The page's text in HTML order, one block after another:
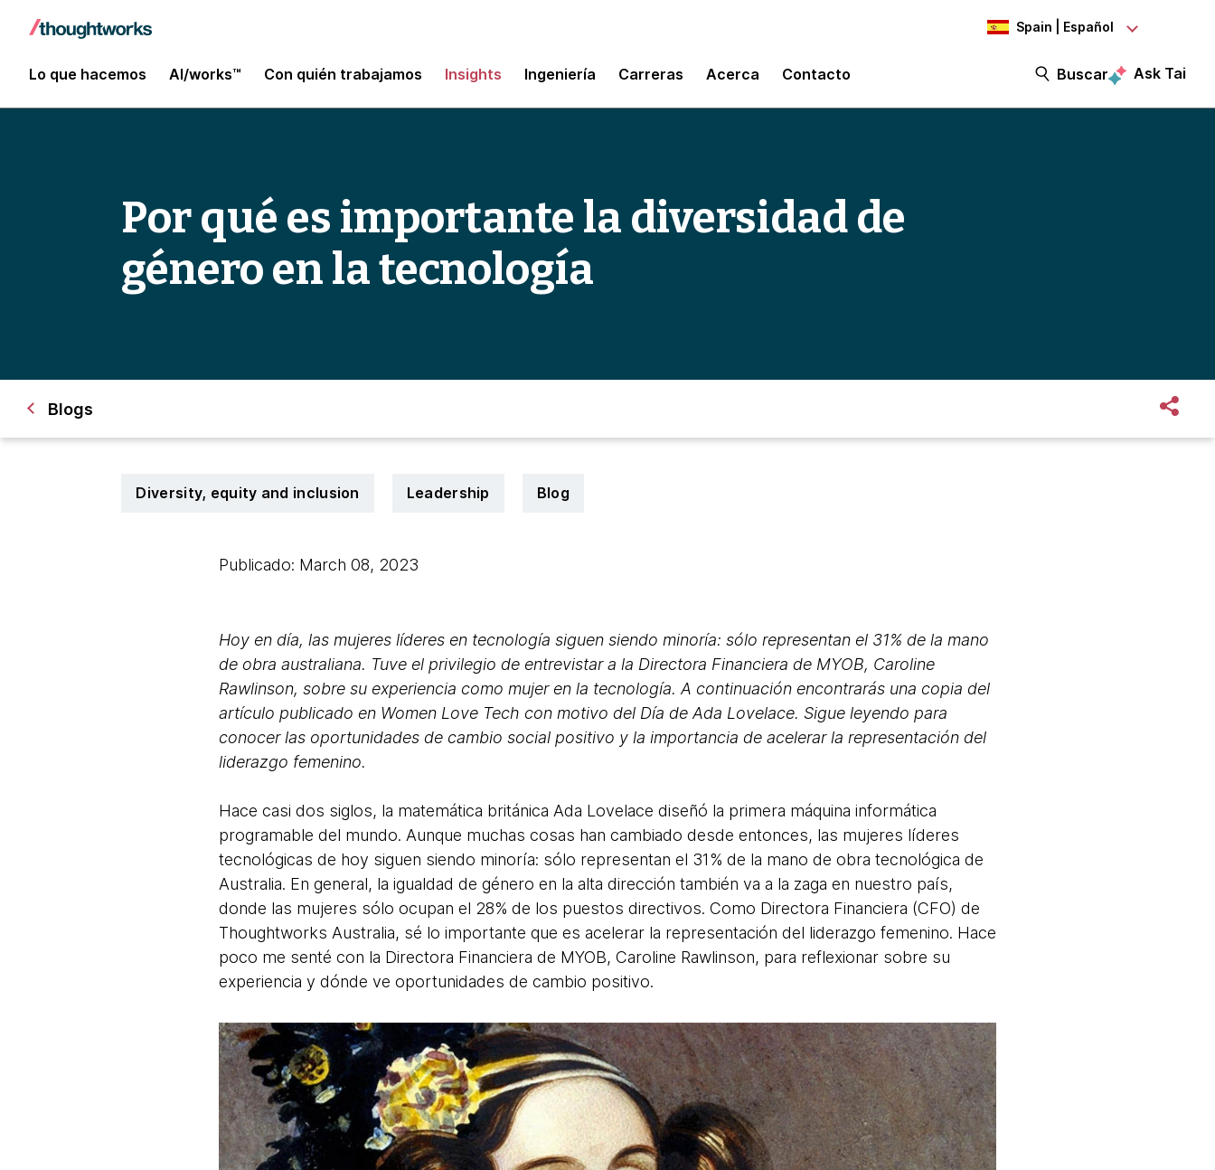
Spain | Español
Lo que hacemos AI/works™ Con quién trabajamos Insights Ingeniería Carreras Acerca Contacto Buscar Ask Tai
Por qué es importante la diversidad de
género en la tecnología
Blogs
Diversity, equity and inclusion Leadership Blog
Publicado: March 08, 2023
Hoy en día, las mujeres líderes en tecnología siguen siendo minoría: sólo representan el 31% de la mano
de obra australiana. Tuve el privilegio de entrevistar a la Directora Financiera de MYOB, Caroline
Rawlinson, sobre su experiencia como mujer en la tecnología. A continuación encontrarás una copia del
artículo publicado en Women Love Tech con motivo del Día de Ada Lovelace. Sigue leyendo para
conocer las oportunidades de cambio social positivo y la importancia de acelerar la representación del
liderazgo femenino.
Hace casi dos siglos, la matemática británica Ada Lovelace diseñó la primera máquina informática
programable del mundo. Aunque muchas cosas han cambiado desde entonces, las mujeres líderes
tecnológicas de hoy siguen siendo minoría: sólo representan el 31% de la mano de obra tecnológica de
Australia. En general, la igualdad de género en la alta dirección también va a la zaga en nuestro país,
donde las mujeres sólo ocupan el 28% de los puestos directivos. Como Directora Financiera (CFO) de
Thoughtworks Australia, sé lo importante que es acelerar la representación del liderazgo femenino. Hace
poco me senté con la Directora Financiera de MYOB, Caroline Rawlinson, para reflexionar sobre su
experiencia y dónde ve oportunidades de cambio positivo.